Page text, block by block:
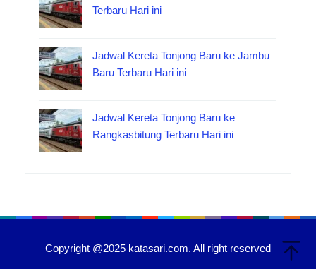
Terbaru Hari ini
Jadwal Kereta Tonjong Baru ke Jambu
Baru Terbaru Hari ini
Jadwal Kereta Tonjong Baru ke
Rangkasbitung Terbaru Hari ini
Copyright @2025 katasari.com. All right reserved